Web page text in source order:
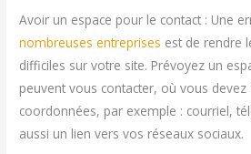
Avoir un espace pour le contact : Une
nombreuses entreprises est de rendre
difficiles sur votre site. Prévoyez un
peuvent vous contacter, où vous
coordonnées, par exemple : courriel,
aussi un lien vers vos réseaux sociaux.